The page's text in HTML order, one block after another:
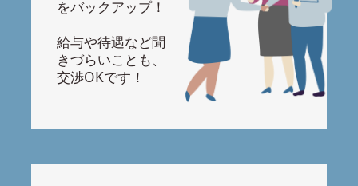
をバックアップ！
給与や待遇など聞
きづらいことも、
交渉OKです！